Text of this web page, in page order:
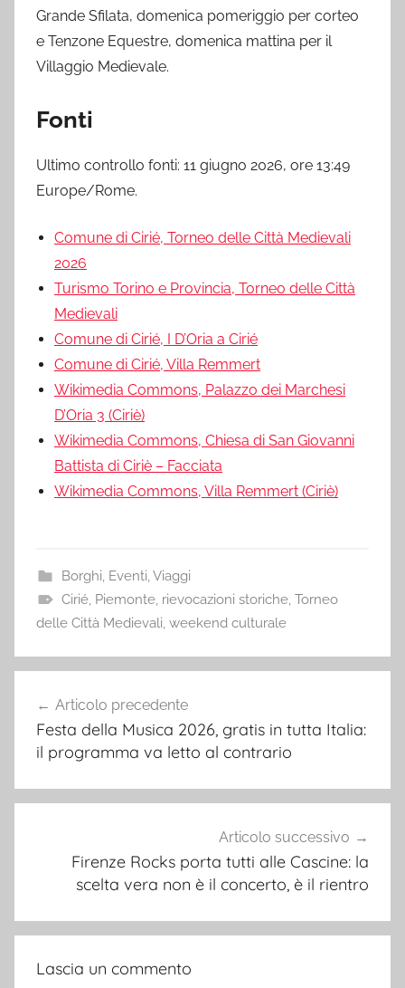
Grande Sfilata, domenica pomeriggio per corteo
e Tenzone Equestre, domenica mattina per il
Villaggio Medievale.
Fonti
Ultimo controllo fonti: 11 giugno 2026, ore 13:49
Europe/Rome.
Comune di Cirié, Torneo delle Città Medievali
2026
Turismo Torino e Provincia, Torneo delle Città
Medievali
Comune di Cirié, I D’Oria a Cirié
Comune di Cirié, Villa Remmert
Wikimedia Commons, Palazzo dei Marchesi
D’Oria 3 (Ciriè)
Wikimedia Commons, Chiesa di San Giovanni
Battista di Ciriè – Facciata
Wikimedia Commons, Villa Remmert (Ciriè)
Borghi, Eventi,Viaggi
Cirié, Piemonte, rievocazioni storiche, Torneo
delle Città Medievali, weekend culturale
articoli
Articolo precedente
Festa della Musica 2026, gratis in tutta Italia:
il programma va letto al contrario
Articolo successivo
Firenze Rocks porta tutti alle Cascine: la
scelta vera non è il concerto, è il rientro
Lascia un commento